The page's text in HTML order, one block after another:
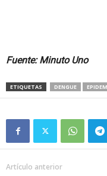
Fuente: Minuto Uno
ETIQUETAS DENGUE
Artículo anterior